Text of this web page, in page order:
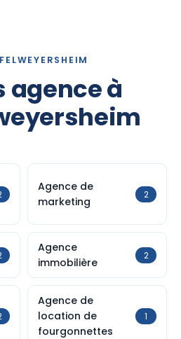
agence à
Agence de
marketing
2
Agence
immobilière
2
Agence de
location de
fourgonnettes
1